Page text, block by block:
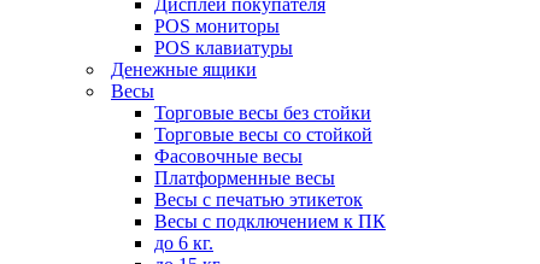
Дисплеи покупателя
POS мониторы
POS клавиатуры
Денежные ящики
Весы
Торговые весы без стойки
Торговые весы со стойкой
Фасовочные весы
Платформенные весы
Весы с печатью этикеток
Весы с подключением к ПК
до 6 кг.